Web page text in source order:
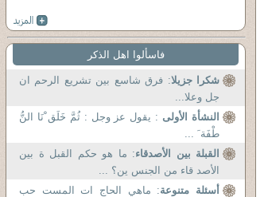
فاسألوا اهل الذكر
شكرا جزيلا: فرق شاسع بين تشريع الرحم ان
جل وعلا...
النشأة الأولى : يقول عز وجل : ثُمَّ خَلَق ْنَا النُّ
طْفَة َ ...
القبلة بين الأصدقاء: ما هو حكم القبل ة بين
الأصد قاء من الجنس ين؟ ...
أسئلة متنوعة: ماهي الحاج ات المست حب